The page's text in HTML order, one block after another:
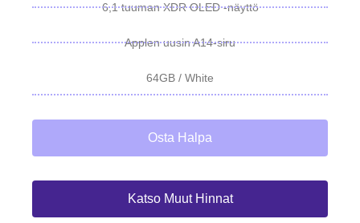
6,1 tuuman XDR OLED -näyttö
Applen uusin A14-siru
64GB / White
Osta Halpa
Katso Muut Hinnat